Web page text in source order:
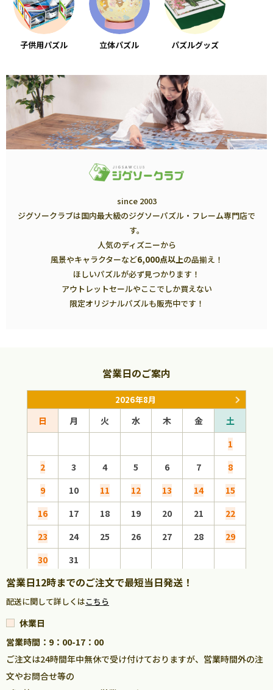
子供用パズル 立体パズル パズルグッズ
since 2003
ジグソークラブは国内最大級のジグソーパズル・フレーム専門店で
す。
人気のディズニーから
風景やキャラクターなど6,000点以上の品揃え！
ほしいパズルが必ず見つかります！
アウトレットセールやここでしか買えない
限定オリジナルパズルも販売中です！
営業日のご案内
2026年8月
日 月 火 水 木 金
土
1
2
3 4 5 6 7
8
9
10 11 12 13 14
15
16
17 18 19 20 21
22
23
24 25 26 27 28
29
30
31
営業日12時までのご注文で最短当日発送！
配送に関して詳しくはこちら
休業日
営業時間：9：00-17：00
ご注文は24時間年中無休で受け付けておりますが、営業時間外の注
文やお問合せ等の